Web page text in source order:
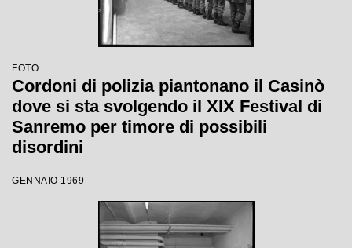
FOTO
Cordoni di polizia piantonano il Casinò
dove si sta svolgendo il XIX Festival di
Sanremo per timore di possibili
disordini
GENNAIO 1969